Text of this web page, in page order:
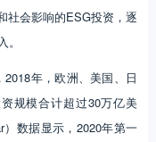
社会影响的ESG投资，逐
年，欧洲、美国、日
规模合计超过30万亿美
数据显示，2020年第一